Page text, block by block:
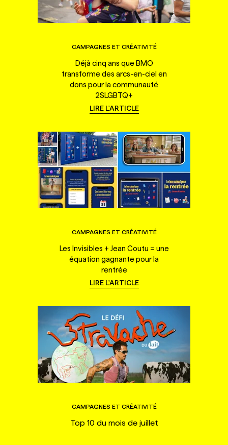
CAMPAGNES ET CRÉATIVITÉ
Déjà cinq ans que BMO
transforme des arcs-en-ciel en
dons pour la communauté
2SLGBTQ+
LIRE L'ARTICLE
CAMPAGNES ET CRÉATIVITÉ
Les Invisibles + Jean Coutu = une
équation gagnante pour la
rentrée
LIRE L'ARTICLE
CAMPAGNES ET CRÉATIVITÉ
Top 10 du mois de juillet